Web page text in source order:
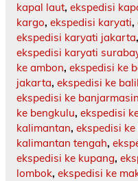
kapal laut, ekspedisi
kargo, ekspedisi karyati,
ekspedisi karyati jakarta,
ekspedisi karyati
ke ambon, ekspedisi ke
jakarta, ekspedisi ke
ekspedisi ke banjarmasin
ke bengkulu, ekspedisi
kalimantan, ekspedisi
kalimantan tengah,
ekspedisi ke kupang,
lombok, ekspedisi ke